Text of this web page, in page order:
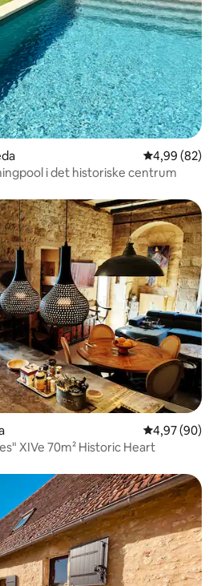
4,99 ud af 5 i
4,99 (82)
i det historiske centrum
4,97 ud af 5 i
4,97 (90)
XIVe 70m² Historic Heart